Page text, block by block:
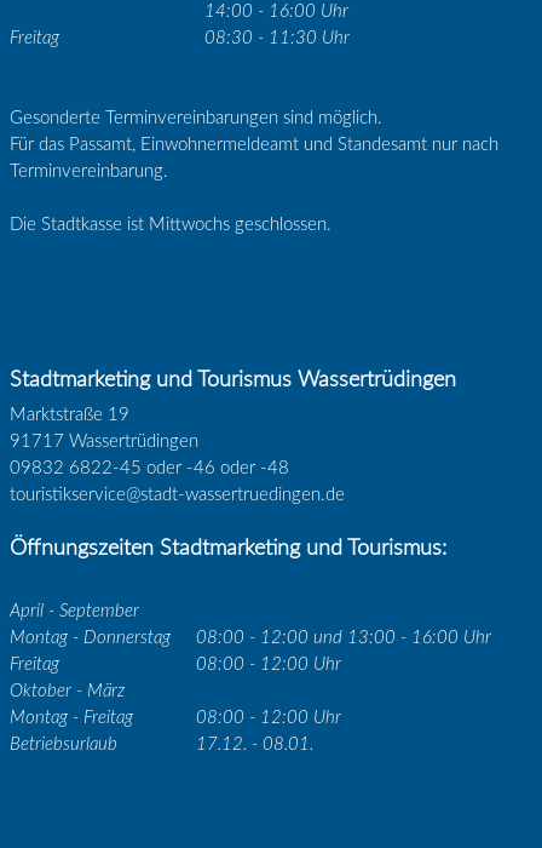
14:00 - 16:00 Uhr
Freitag
08:30 - 11:30 Uhr
Gesonderte Terminvereinbarungen sind möglich.
Für das Passamt, Einwohnermeldeamt und Standesamt nur nach
Terminvereinbarung.
Die Stadtkasse ist Mittwochs geschlossen.
Stadtmarketing und Tourismus Wassertrüdingen
Marktstraße 19
91717 Wassertrüdingen
09832 6822-45 oder -46 oder -48
touristikservice@stadt-wassertruedingen.de
Öffnungszeiten Stadtmarketing und Tourismus:
April - September
Montag - Donnerstag
08:00 - 12:00 und 13:00 - 16:00 Uhr
Freitag
08:00 - 12:00 Uhr
Oktober - März
Montag - Freitag
08:00 - 12:00 Uhr
Betriebsurlaub
17.12. - 08.01.